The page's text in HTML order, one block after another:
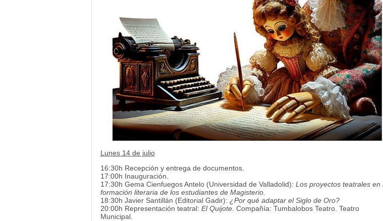
Lunes 14 de julio
16:30h Recepción y entrega de documentos.
17:00h Inauguración.
17:30h Gema Cienfuegos Antelo (Universidad de Valladolid): Los proyectos teatrales en
formación literaria de los estudiantes de Magisterio.
18:30h Javier Santillán (Editorial Gadir): ¿Por qué adaptar el Siglo de Oro?
20:00h Representación teatral: El Quijote. Compañía: Tumbalobos Teatro. Teatro
Municipal.